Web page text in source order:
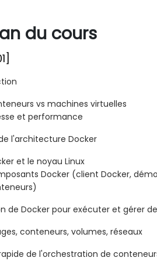
du cours
vs machines virtuelles
et performance
l'architecture Docker
et le noyau Linux
Docker (client Docker,
de Docker pour exécuter et gérer
conteneurs, volumes, réseaux
de l'orchestration de